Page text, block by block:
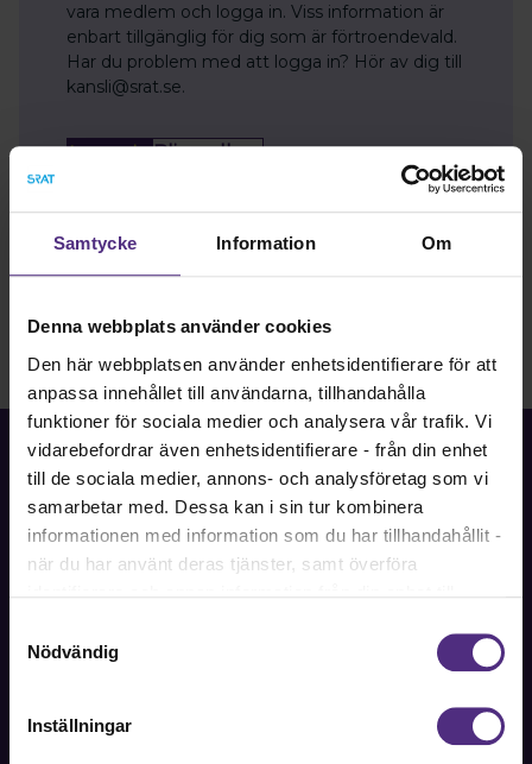
Samtycke Information Om
Denna webbplats använder cookies
Den här webbplatsen använder enhetsidentifierare för att
anpassa innehållet till användarna, tillhandahålla
funktioner för sociala medier och analysera vår trafik. Vi
vidarebefordrar även enhetsidentifierare - från din enhet
till de sociala medier, annons- och analysföretag som vi
samarbetar med. Dessa kan i sin tur kombinera
informationen med information som du har tillhandahållit -
när du har använt deras tjänster, samt överföra
Dock har vi lagt in anonymisering av IP-adress i
förhållande till Google Analytics. Du godkänner våra
cookies vid fortsatt användande av vår webbplats.
Nödvändig
Inställningar
vara medlem och logga in. Viss information är
enbart tillgänglig för dig som är förtroendevald.
Har du problem med att logga in? Hör av dig till
kansli@srat.se.
Logga inBli medlem
Fackförbundet för akademiker i samhällsbärande
professioner.
Kontakt